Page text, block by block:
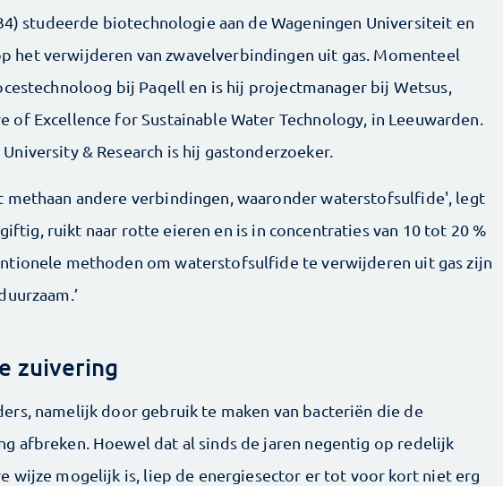
studeerde biotechnologie aan de Wageningen Universiteit en
het verwijderen van zwavelverbindingen uit gas. Momenteel
bij Paqell en is hij projectmanager bij Wetsus,
of Excellence for Sustainable Water Technology, in Leeuwarden.
& Research is hij gastonderzoeker.
methaan andere verbindingen, waaronder waterstofsulfide', legt
ruikt naar rotte eieren en is in concentraties van 10 tot 20 %
methoden om waterstofsulfide te verwijderen uit gas zijn
zuivering
namelijk door gebruik te maken van bacteriën die de
afbreken. Hoewel dat al sinds de jaren negentig op redelijk
wijze mogelijk is, liep de energiesector er tot voor kort niet erg